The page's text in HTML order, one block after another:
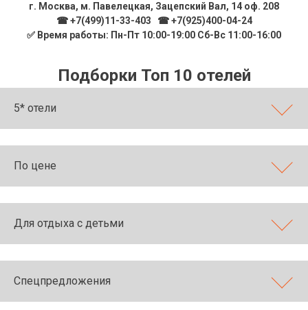
г. Москва, м. Павелецкая, Зацепский Вал, 14 оф. 208
☎ +7(499)11-33-403
☎ +7(925)400-04-24
✅ Время работы: Пн-Пт 10:00-19:00 Сб-Вс 11:00-16:00
Подборки Топ 10 отелей
5* отели
По цене
Для отдыха с детьми
Спецпредложения
Сетевые отели Вьетнама
Сетевые отели Бали
Сетевые отели Сейшел